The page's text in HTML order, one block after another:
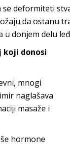
se deformiteti
da ostanu
donjem delu
koji donosi
mnogi
naglašava
masaže i
hormone